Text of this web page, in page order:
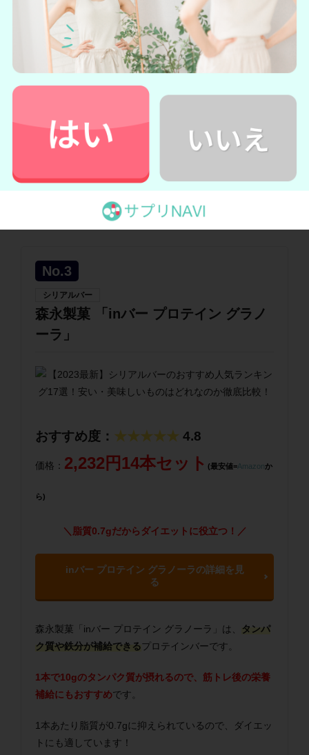
リアルブラック糖80%オフの口コミ
＼糖類80％オフでダイエットにおすすめ！／
1本満足バー シリアルブラック糖80%オフの詳細
3. 森永製菓「inバー プロテイン グラノー
No.3
シリアルバー
森永製菓 「inバー プロテイン グラノ
ーラ」
おすすめ度： ★★★★★ 4.8
価格： 2,232円14本セット (最安値=Amazonか
ら)
＼脂質0.7gだからダイエットに役立つ！／
inバー プロテイン グラノーラの詳細を見
る
森永製菓「inバー プロテイン グラノーラ」は、
タンパ
ク質や鉄分が補給できるプロテインバーです。
1本で10gのタンパク質が摂れるので、筋トレ後の栄養
補給にもおすすめです。
1本あたり脂質が0.7gに抑えられているので、ダイエッ
トにも適しています！